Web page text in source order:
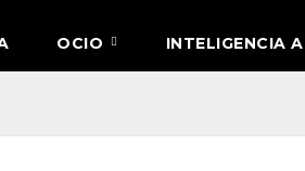
OCIO INTELIGENCIA